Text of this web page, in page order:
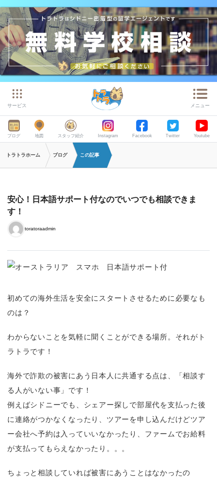
サービス メニュー
ブログ 地図 スタッフ紹介 Instagram Facebook Twitter Youtube
トラトラホーム ブログ この記事
安心！日本語サポート付なのでいつでも相談できま
す！
toratoraadmin
初めての海外生活を安全にスタートさせるために必要なも
のは？
わからないことを気軽に聞くことができる場所。それがト
ラトラです！
海外で詐欺の被害にあう日本人に共通する点は、「相談す
る人がいない事」です！
例えばシドニーでも、シェアー探しで部屋代を支払った後
に連絡がつかなくなったり、ツアーを申し込んだけどツア
ー会社へ予約は入っていいなかったり、ファームでお給料
が支払ってもらえなかったり。。。
ちょっと相談していれば被害にあうことはなかったの